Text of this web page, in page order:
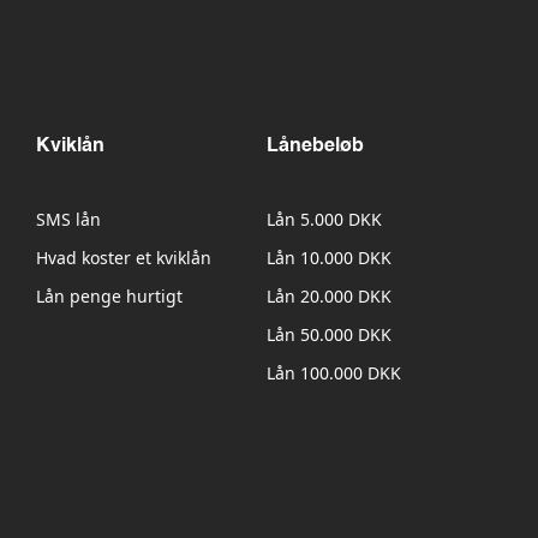
Kviklån
SMS lån
Hvad koster et kviklån
Lån penge hurtigt
Lånebeløb
Lån 5.000 DKK
Lån 10.000 DKK
Lån 20.000 DKK
Lån 50.000 DKK
Lån 100.000 DKK